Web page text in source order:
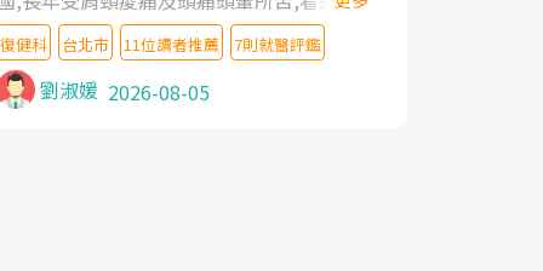
授,做了各種檢查,也嘗試過西醫打針,中醫
灸及物理徒手治療都沒有用,後來連吃到嗎
類止痛藥都效果有限,只是壓症狀,沒多久就
起來,多年失眠嚴重影響生活品質. 台灣親
復健科 台北市 11位讀者推薦 7則就醫評鑑
劉淑媛 2026-08-05